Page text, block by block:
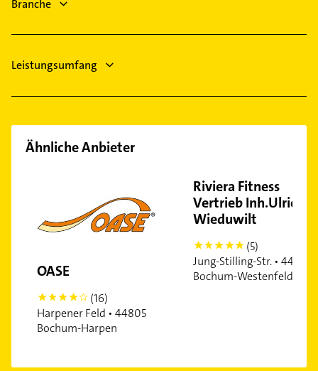
Branche
Leistungsumfang
Ähnliche Anbieter
OASE
4
(16)
Harpener Feld • 44805
Bochum-Harpen
Riviera Fitness
Vertrieb Inh.Ulrich
Wieduwilt
5
(5)
Jung-Stilling-Str. • 44867
Bochum-Westenfeld